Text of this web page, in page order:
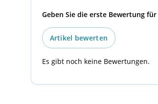
Geben Sie die erste Bewertung
Artikel bewerten
Es gibt noch keine Bewertungen.